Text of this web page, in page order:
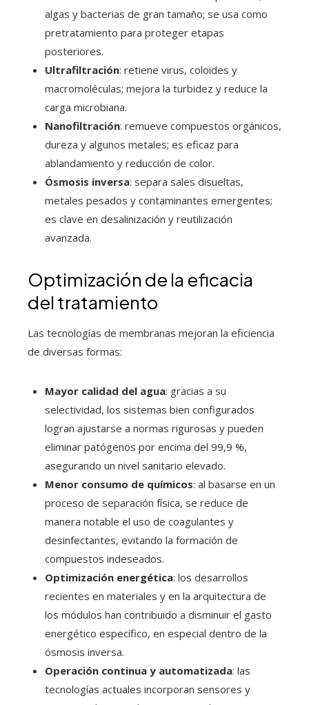
algas y bacterias de gran tamaño; se usa como
pretratamiento para proteger etapas
posteriores.
Ultrafiltración: retiene virus, coloides y
macromoléculas; mejora la turbidez y reduce la
carga microbiana.
Nanofiltración: remueve compuestos orgánicos,
dureza y algunos metales; es eficaz para
ablandamiento y reducción de color.
Ósmosis inversa: separa sales disueltas,
metales pesados y contaminantes emergentes;
es clave en desalinización y reutilización
avanzada.
Optimización de la eficacia
del tratamiento
Las tecnologías de membranas mejoran la eficiencia
de diversas formas:
Mayor calidad del agua: gracias a su
selectividad, los sistemas bien configurados
logran ajustarse a normas rigurosas y pueden
eliminar patógenos por encima del 99,9 %,
asegurando un nivel sanitario elevado.
Menor consumo de químicos: al basarse en un
proceso de separación física, se reduce de
manera notable el uso de coagulantes y
desinfectantes, evitando la formación de
compuestos indeseados.
Optimización energética: los desarrollos
recientes en materiales y en la arquitectura de
los módulos han contribuido a disminuir el gasto
energético específico, en especial dentro de la
ósmosis inversa.
Operación continua y automatizada: las
tecnologías actuales incorporan sensores y